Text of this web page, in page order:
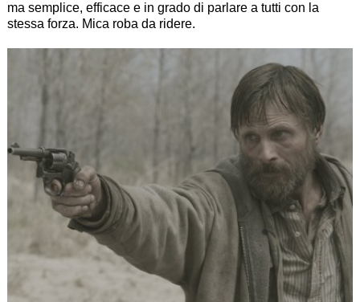
ma semplice, efficace e in grado di parlare a tutti con la
stessa forza. Mica roba da ridere.